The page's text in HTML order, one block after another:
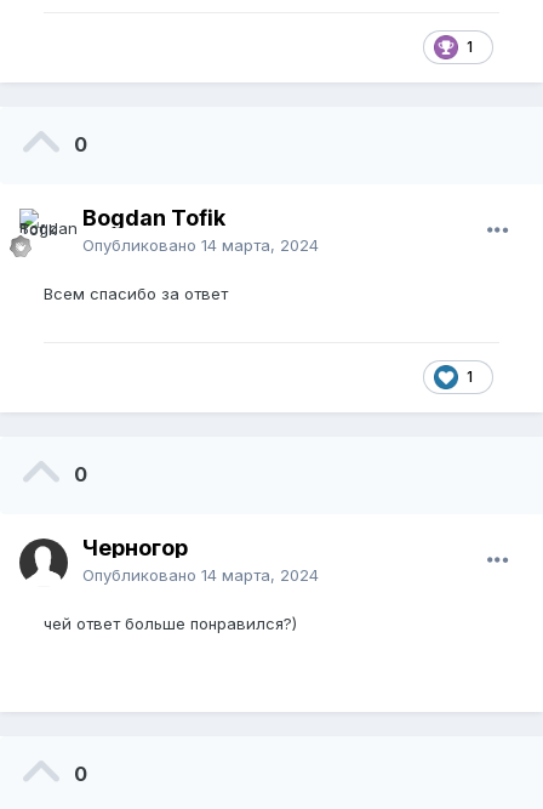
1
0
Bogdan Tofik
Опубликовано 14 марта, 2024
Всем спасибо за ответ
1
0
Черногор
Опубликовано 14 марта, 2024
чей ответ больше понравился?)
0